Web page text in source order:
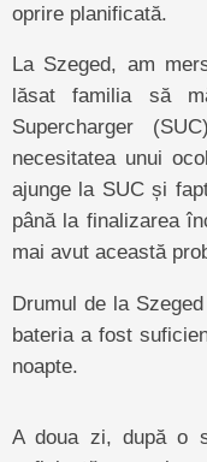
oprire planificată.
La Szeged, am
lăsat familia să
Supercharger
necesitatea unui
ajunge la SUC și
până la finalizarea
mai avut această
Drumul de la
bateria a fost
noapte.
A doua zi, după o